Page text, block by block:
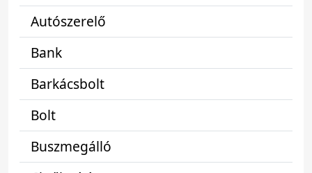
Autószerelő
Bank
Barkácsbolt
Bolt
Buszmegálló